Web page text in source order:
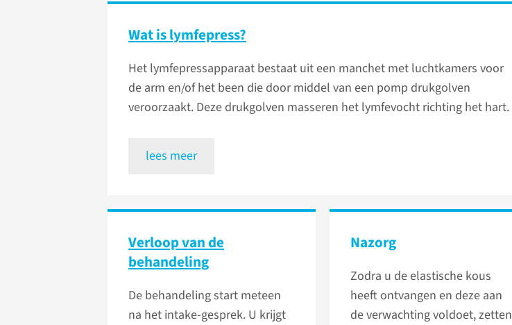
Wat is lymfepress?
Het lymfepressapparaat bestaat uit een manchet met luchtkamers voor
de arm en/of het been die door middel van een pomp drukgolven
veroorzaakt. Deze drukgolven masseren het lymfevocht richting het hart.
lees meer
Verloop van de
behandeling
De behandeling start meteen
na het intake-gesprek. U krijgt
Nazorg
Zodra u de elastische kous
heeft ontvangen en deze aan
de verwachting voldoet, zetten